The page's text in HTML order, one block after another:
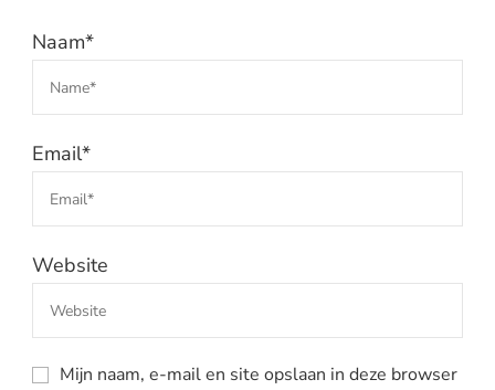
Naam*
Email*
Website
Mijn naam, e-mail en site opslaan in deze browser